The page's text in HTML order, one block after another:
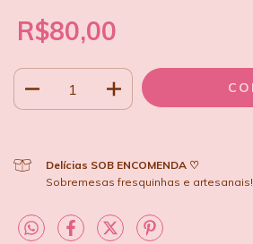
R$80,00
Delícias SOB ENCOMENDA ♡
Sobremesas fresquinhas e artesanais!